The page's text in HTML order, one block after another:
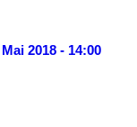
2018 - 14:00